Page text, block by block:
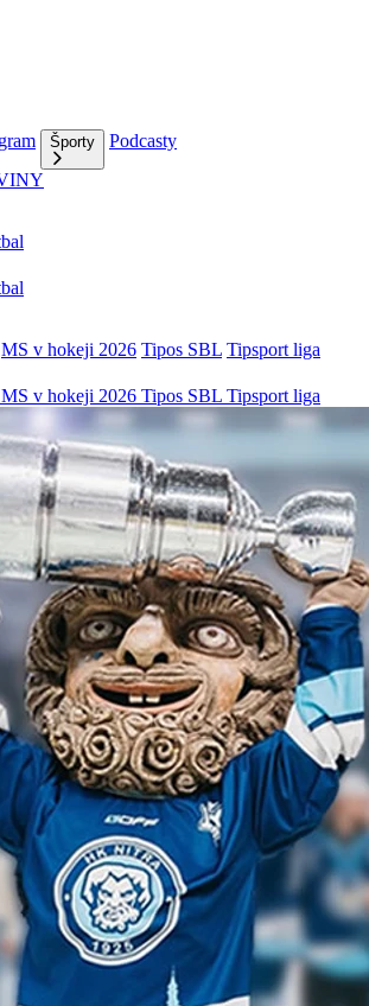
Športy
Podcasty
MS v hokeji 2026 Tipos SBL Tipsport liga
MS v hokeji 2026 Tipos SBL Tipsport liga